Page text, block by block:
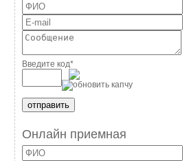
Введите код*
Онлайн приемная